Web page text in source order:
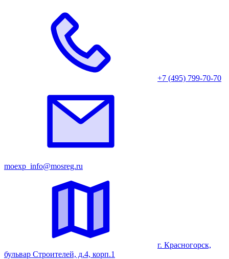
+7 (495) 799-70-70
moexp_info@mosreg.ru
г. Красногорск,
бульвар Строителей, д.4, корп.1